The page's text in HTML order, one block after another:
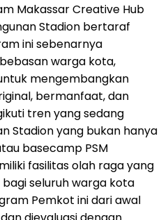
Makassar Creative Hub
Stadion bertaraf
ini sebenarnya
warga kota,
mengembangkan
bermanfaat, dan
tren yang sedang
Stadion yang bukan hanya
basecamp PSM
fasilitas olah raga yang
seluruh warga kota
Pemkot ini dari awal